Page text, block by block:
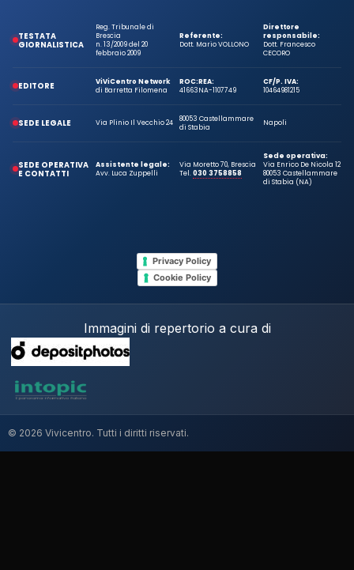
TESTATA
GIORNALISTICA
Reg. Tribunale di
Brescia
n. 13/2009 del 20
febbraio 2009
Referente:
Dott. Mario VOLLONO
Direttore
responsabile:
Dott. Francesco
CECORO
EDITORE
ViViCentro Network
di Barretta Filomena
ROC:
41663
REA:
NA-1107749
CF/P. IVA:
10464981215
SEDE LEGALE Via Plinio Il Vecchio 24
80053 Castellammare
di Stabia
Napoli
SEDE OPERATIVA
E CONTATTI
Assistente legale:
Avv. Luca Zuppelli
Via Moretto 70, Brescia
Tel.030 3758858
Sede operativa:
Via Enrico De Nicola 12
80053 Castellammare
di Stabia (NA)
Privacy Policy
Cookie Policy
Immagini di repertorio a cura di
© 2026 Vivicentro. Tutti i diritti riservati.